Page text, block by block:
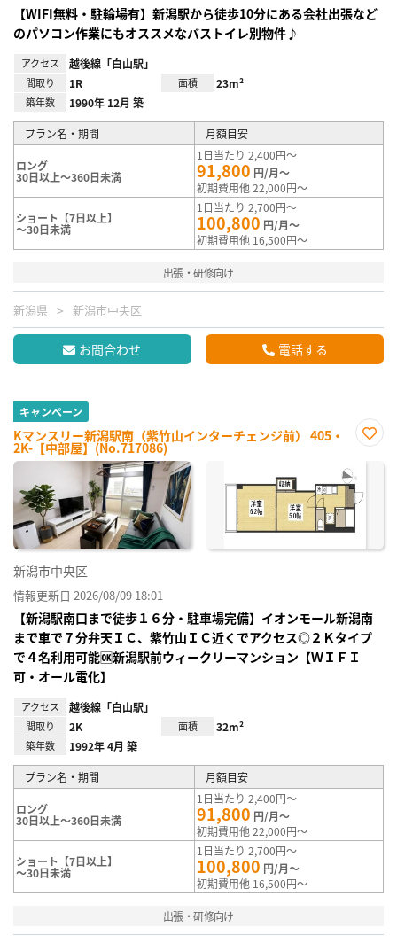
【WIFI無料・駐輪場有】新潟駅から徒歩10分にある会社出張など
のパソコン作業にもオススメなバストイレ別物件♪
アクセス 越後線「白山駅」
間取り 1R 面積 23m²
築年数 1990年 12月 築
プラン名・期間 月額目安
ロング
30日以上～360日未満
1日当たり 2,400円～
91,800 円/月～
初期費用他 22,000円～
ショート【7日以上】
～30日未満
1日当たり 2,700円～
100,800 円/月～
初期費用他 16,500円～
出張・研修向け
新潟県 新潟市中央区
お問合わせ 電話する
キャンペーン
Kマンスリー新潟駅南（紫竹山インターチェンジ前） 405・
2K-【中部屋】(No.717086)
に入
録
新潟市中央区
情報更新日 2026/08/09 18:01
【新潟駅南口まで徒歩１６分・駐車場完備】イオンモール新潟南
まで車で７分弁天ＩＣ、紫竹山ＩＣ近くでアクセス◎２Ｋタイプ
で４名利用可能🆗新潟駅前ウィークリーマンション【ＷＩＦＩ
可・オール電化】
アクセス 越後線「白山駅」
間取り 2K 面積 32m²
築年数 1992年 4月 築
プラン名・期間 月額目安
ロング
30日以上～360日未満
1日当たり 2,400円～
91,800 円/月～
初期費用他 22,000円～
ショート【7日以上】
～30日未満
1日当たり 2,700円～
100,800 円/月～
初期費用他 16,500円～
出張・研修向け